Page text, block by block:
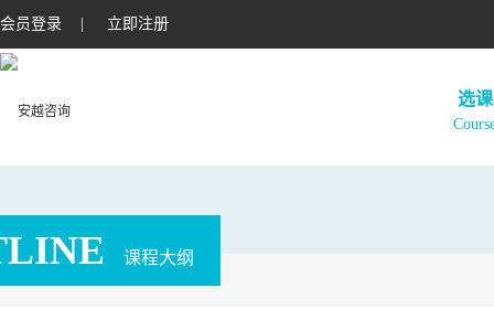
会员登录 立即注册
选课
课程大纲